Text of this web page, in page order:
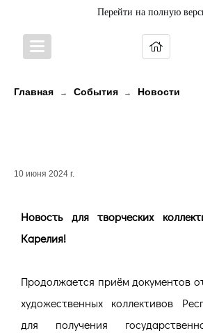
Перейти на полную
Главная → События → Новости
10 июня 2024 г.
Новость для творческих
Карелия!
Продолжается приём документов
художественных коллективов
для получения